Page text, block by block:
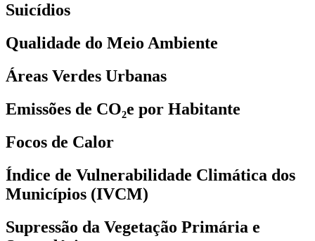
Suicídios
Qualidade do Meio Ambiente
Áreas Verdes Urbanas
Emissões de CO₂e por Habitante
Focos de Calor
Índice de Vulnerabilidade Climática dos
Municípios (IVCM)
Supressão da Vegetação Primária e